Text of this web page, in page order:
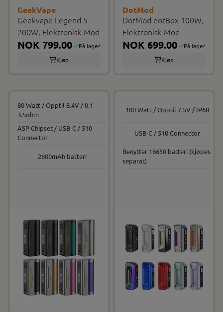
GeekVape
Geekvape Legend 5
200W, Elektronisk Mod
NOK 799.00
På lager
Kjøp
DotMod
DotMod dotBox 100W,
Elektronisk Mod
NOK 699.00
På lager
Kjøp
80 Watt / Opptil 8.4V / 0.1 -
3.5ohm
ASP Chipset / USB-C / 510
Connector
2600mAh batteri
100 Watt / Opptil 7.5V / IP68
USB-C / 510 Connector
Benytter 18650 batteri (kjøpes
separat)